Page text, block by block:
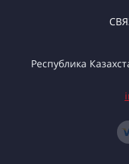
Республика